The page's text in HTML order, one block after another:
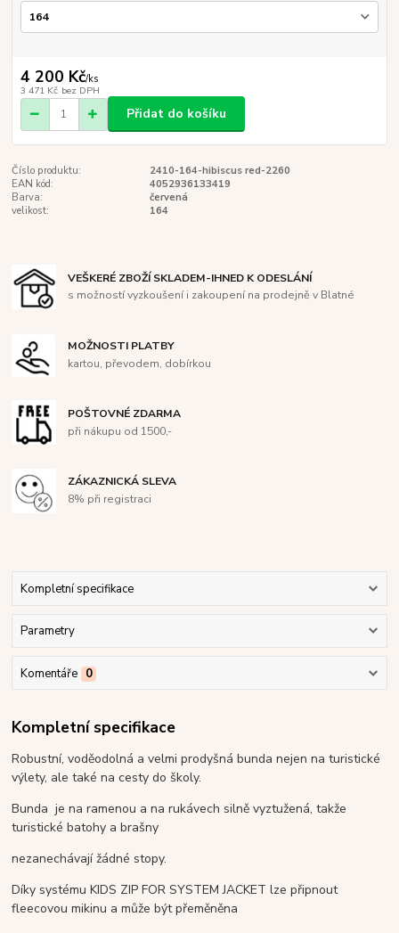
4 200 Kč/ks
3 471 Kč bez DPH
Přidat do košíku
Číslo produktu:
2410-164-hibiscus red-2260
EAN kód:
4052936133419
Barva:
červená
velikost:
164
VEŠKERÉ ZBOŽÍ SKLADEM-IHNED K ODESLÁNÍ
s možností vyzkoušení i zakoupení na prodejně v Blatné
MOŽNOSTI PLATBY
kartou, převodem, dobírkou
POŠTOVNÉ ZDARMA
při nákupu od 1500,-
ZÁKAZNICKÁ SLEVA
8% při registraci
Kompletní specifikace
Parametry
Komentáře 0
Kompletní specifikace
Robustní, voděodolná a velmi prodyšná bundanejen na turistické
výlety, ale také na cesty do školy.
Bunda je na ramenou a na rukávech silně vyztužená, takže
turistické batohy a brašny
nezanechávají žádné stopy.
Díky systému KIDS ZIP FOR SYSTEM JACKET lze připnout
fleecovou mikinu a může být přeměněna